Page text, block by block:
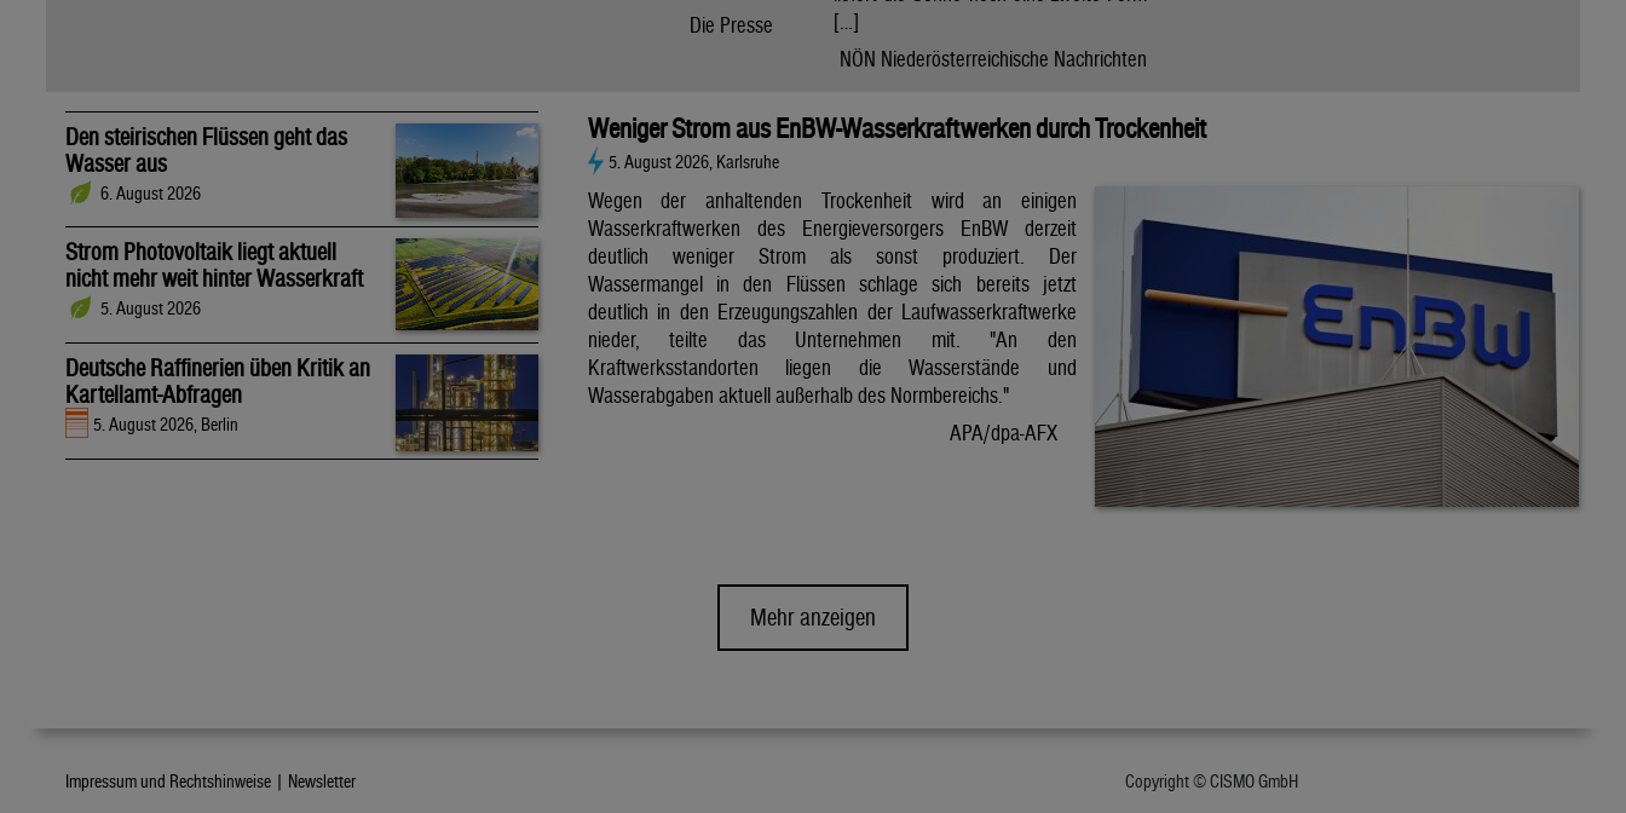
Die Presse
[…]
NÖN Niederösterreichische Nachrichten
Den steirischen Flüssen geht das
Wasser aus
6. August 2026
Strom Photovoltaik liegt aktuell
nicht mehr weit hinter Wasserkraft
5. August 2026
Deutsche Raffinerien üben Kritik an
Kartellamt-Abfragen
5. August 2026, Berlin
Weniger Strom aus EnBW-Wasserkraftwerken durch Trockenheit
5. August 2026, Karlsruhe
Wegen der anhaltenden Trockenheit wird an einigen
Wasserkraftwerken des Energieversorgers EnBW derzeit
deutlich weniger Strom als sonst produziert. Der
Wassermangel in den Flüssen schlage sich bereits jetzt
deutlich in den Erzeugungszahlen der Laufwasserkraftwerke
nieder, teilte das Unternehmen mit. "An den
Kraftwerksstandorten liegen die Wasserstände und
Wasserabgaben aktuell außerhalb des Normbereichs."
APA/dpa-AFX
Mehr anzeigen
Impressum und Rechtshinweise | Newsletter Copyright © CISMO GmbH